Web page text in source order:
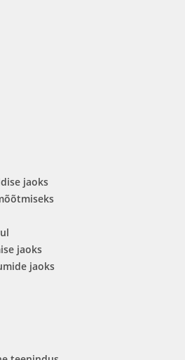
jaoks
jaoks
jaoks